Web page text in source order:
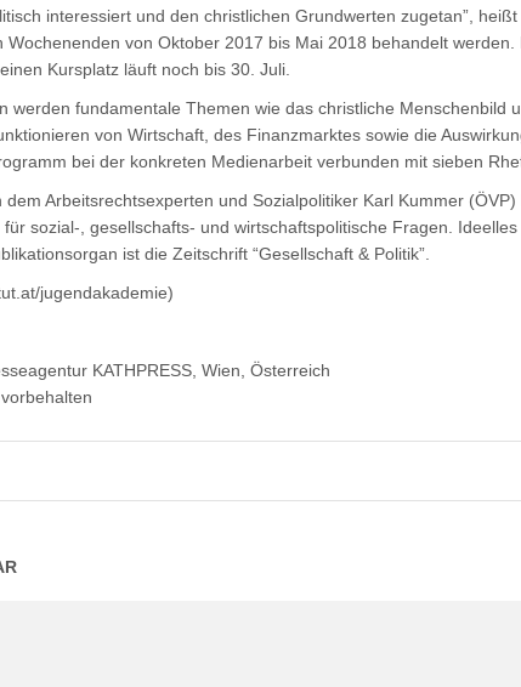
interessiert und den christlichen Grundwerten zugetan”,
Wochenenden von Oktober 2017 bis Mai 2018 behandelt
Kursplatz läuft noch bis 30. Juli.
werden fundamentale Themen wie das christliche Menschenbild
von Wirtschaft, des Finanzmarktes sowie die
bei der konkreten Medienarbeit verbunden mit sieben
Arbeitsrechtsexperten und Sozialpolitiker Karl Kummer
sozial-, gesellschafts- und wirtschaftspolitische Fragen.
ist die Zeitschrift “Gesellschaft & Politik”.
jugendakademie)
KATHPRESS, Wien, Österreich